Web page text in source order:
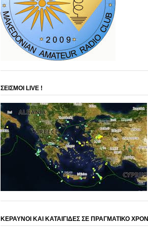
ΣΕΙΣΜΟΙ LIVE !
ΚΕΡΑΥΝΟΙ ΚΑΙ ΚΑΤΑΙΓΙΔΕΣ ΣΕ ΠΡΑΓΜΑΤΙΚΟ